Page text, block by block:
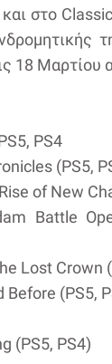
στο
18 Μαρτίου
PS4
(PS5,
of New
Battle
Lost Crown
Before (PS5,
(PS5, PS4)